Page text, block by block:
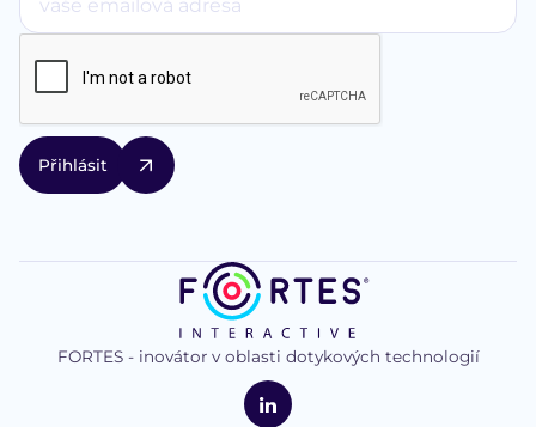
logo
Interactive
FORTES - inovátor v oblasti dotykových technologií
LinkedIn